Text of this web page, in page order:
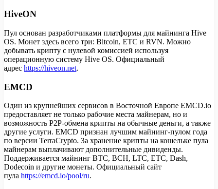
HiveON
Пул основан разработчиками платформы для майнинга Hive
OS. Монет здесь всего три: Bitcoin, ETC и RVN. Можно
добывать крипту с нулевой комиссией используя
операционную систему Hive OS. Официальный
адрес https://hiveon.net.
EMCD
Один из крупнейших сервисов в Восточной Европе EMCD.io
предоставляет не только рабочие места майнерам, но и
возможность P2P-обмена крипты на обычные деньги, а также
другие услуги. EMCD признан лучшим майнинг-пулом года
по версии TerraCrypto. За хранение крипты на кошельке пула
майнерам выплачивают дополнительные дивиденды.
Поддерживается майнинг BTC, BCH, LTC, ETC, Dash,
Dodecoin и другие монеты. Официальный сайт
пула https://emcd.io/pool/ru.